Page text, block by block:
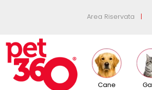
Area Riservata |
Cane